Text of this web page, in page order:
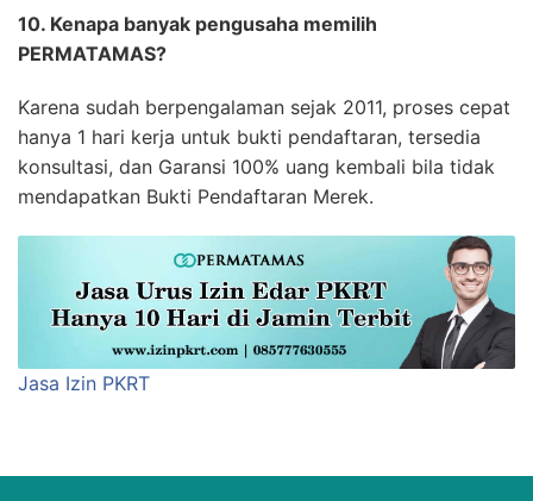
10. Kenapa banyak pengusaha memilih
PERMATAMAS?
Karena sudah berpengalaman sejak 2011, proses cepat
hanya 1 hari kerja untuk bukti pendaftaran, tersedia
konsultasi, dan Garansi 100% uang kembali bila tidak
mendapatkan Bukti Pendaftaran Merek.
Jasa Izin PKRT